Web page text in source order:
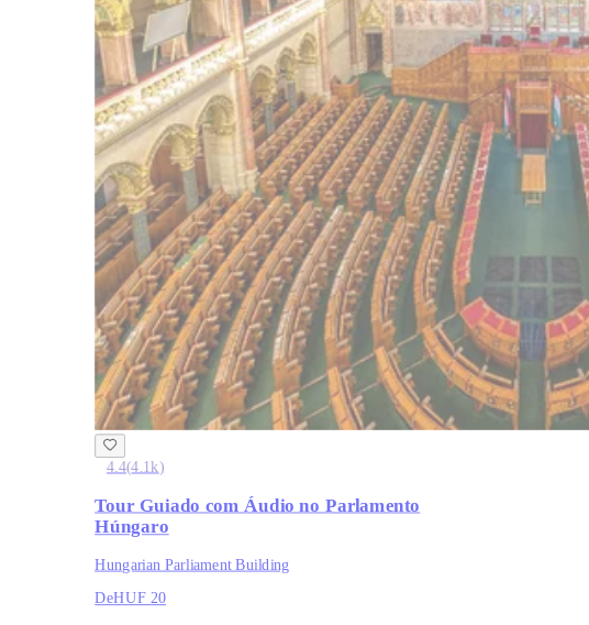
4.4(4.1k)
Tour Guiado com Áudio no Parlamento
Húngaro
Hungarian Parliament Building
DeHUF 20